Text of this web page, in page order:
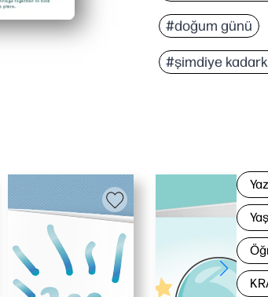
#doğum günü
#şimdiye